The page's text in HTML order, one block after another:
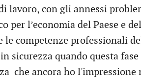
lavoro, con gli annessi
per l’economia del Paese e del
competenze professionali
sicurezza quando questa fase
che ancora ho l'impressione